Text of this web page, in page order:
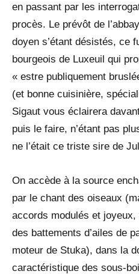
en passant par les
procès. Le prévôt de
doyen s’étant désistés, ce
bourgeois de Luxeuil qui
« estre publiquement
(et bonne cuisinière,
Sigaut vous éclairera
puis le faire, n’étant pas
ne l’était ce triste sire de
On accède à la source
par le chant des oiseaux
accords modulés et
des battements d’ailes de
moteur de Stuka), dans la
caractéristique des sous-